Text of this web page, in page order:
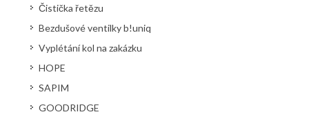
Čistička řetězu
Bezdušové ventilky b!uniq
Vyplétání kol na zakázku
HOPE
SAPIM
GOODRIDGE